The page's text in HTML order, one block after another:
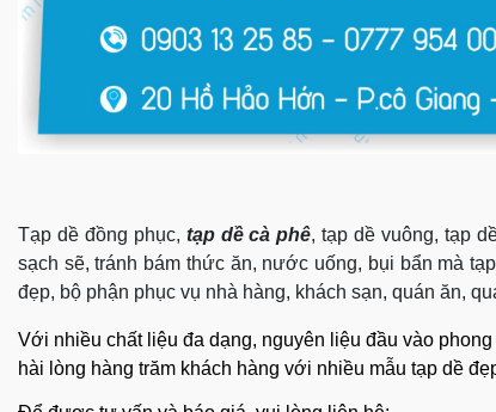
Tạp dề đồng phục, tạp dề cà phê, tạp dề vuông, tạp
sạch sẽ, tránh bám thức ăn, nước uống, bụi bẩn mà
đẹp, bộ phận phục vụ nhà hàng, khách sạn, quán ăn,
Với nhiều chất liệu đa dạng, nguyên liệu đầu vào
hài lòng hàng trăm khách hàng với nhiều mẫu tạp dề